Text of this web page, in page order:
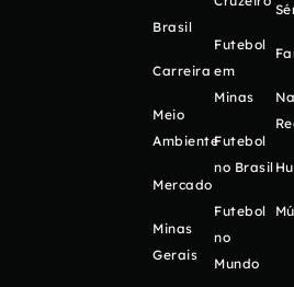
Brasil
Carreira
Meio
Ambiente
Mercado
Minas
Gerais
Futebol
em
Minas
Futebol
no Brasil
Futebol
no
Mundo